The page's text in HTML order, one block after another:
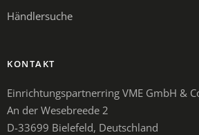
Händlersuche
KONTAKT
Einrichtungspartnerring VME GmbH &
An der Wesebreede 2
D-33699 Bielefeld, Deutschland